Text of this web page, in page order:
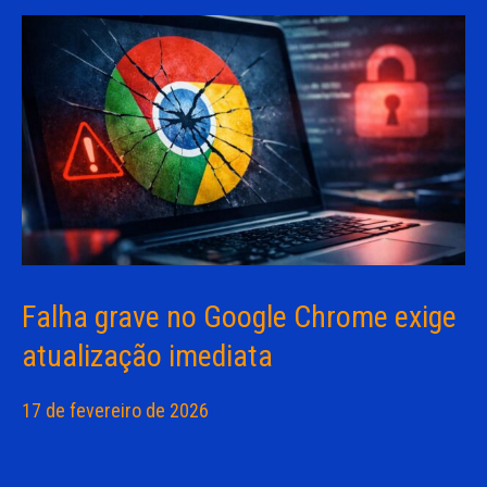
Falha grave no Google Chrome exige
atualização imediata
17 de fevereiro de 2026